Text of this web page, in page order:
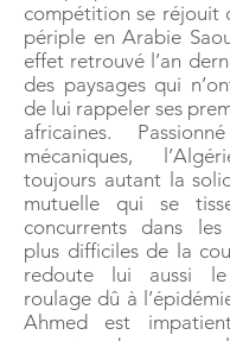
compétition se réjouit
périple en Arabie
effet retrouvé l’an
des paysages qui
de lui rappeler ses
africaines.
mécaniques,
toujours autant la
mutuelle qui se
concurrents dans
plus difficiles de la
redoute lui aussi
roulage dû à
Ahmed est